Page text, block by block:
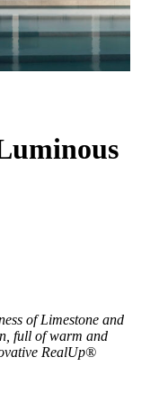
of Limestone and
full of warm and
RealUp®